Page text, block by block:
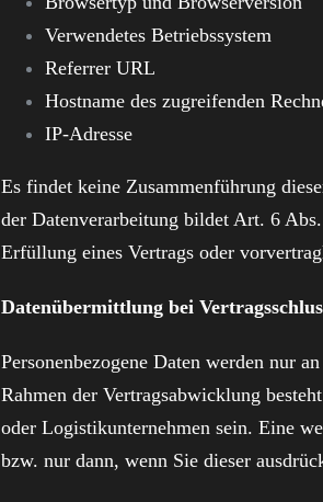
Verwendetes Betriebssystem
Referrer URL
Hostname des zugreifenden
IP-Adresse
Es findet keine Zusammenführung
der Datenverarbeitung bildet Art. 6
Erfüllung eines Vertrags oder
Datenübermittlung bei
Personenbezogene Daten werden nur
Rahmen der Vertragsabwicklung
oder Logistikunternehmen sein. Eine
bzw. nur dann, wenn Sie dieser